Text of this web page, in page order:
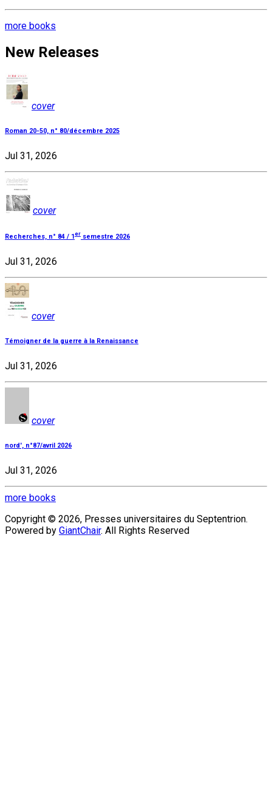
more books
New Releases
cover
Roman 20-50, n° 80/décembre 2025
Jul 31, 2026
cover
Recherches, n° 84 / 1 er semestre 2026
Jul 31, 2026
cover
Témoigner de la guerre à la Renaissance
Jul 31, 2026
cover
nord', n°87/avril 2026
Jul 31, 2026
more books
Copyright © 2026, Presses universitaires du Septentrion.
Powered by GiantChair. All Rights Reserved